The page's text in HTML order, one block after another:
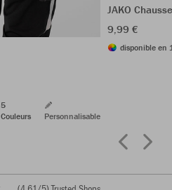
5
Couleurs
Personnalisable
JAKO
9,99 €
disponible en